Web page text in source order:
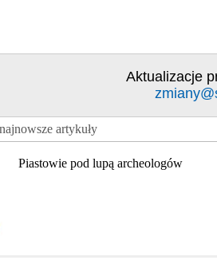
Aktualizacje
artykuły
Piastowie pod lupą archeologów